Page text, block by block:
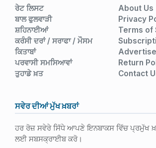
ਰੇਟ ਲਿਸਟ
ਬਾਲ ਫੁਲਵਾੜੀ
ਸ਼ਹਿਨਾਈਆਂ
ਕਰੰਸੀ ਦਰਾਂ / ਸਰਾਫਾ / ਮੌਸਮ
ਕਿਤਾਬਾਂ
ਪਰਵਾਸੀ ਸਮਸਿਆਵਾਂ
ਤੁਹਾਡੇ ਖ਼ਤ
About Us
Privacy
Terms of
Advertise
Return
Contact
ਸਵੇਰ ਦੀਆਂ ਮੁੱਖ ਖ਼ਬਰਾਂ
ਹਰ ਰੋਜ਼ ਸਵੇਰੇ ਸਿੱਧੇ ਆਪਣੇ ਇਨਬਾਕਸ ਵਿੱਚ ਪ੍ਰਮੁੱਖ
ਲਈ ਸਬਸਕ੍ਰਾਈਬ ਕਰੋ।